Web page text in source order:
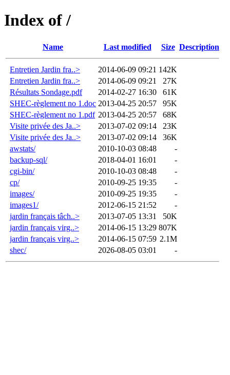
Index of /
Name Last modified Size Description
Entretien Jardin fra..> 2014-06-09 09:21 142K
Entretien Jardin fra..>
2014-06-09 09:21
27K
Résultats Sondage.pdf
2014-02-27 16:30
61K
SHEC-règlement no 1.doc 2013-04-25 20:57
95K
SHEC-règlement no 1.pdf 2013-04-25 20:57
68K
Visite privée des Ja..>
2013-07-02 09:14
23K
Visite privée des Ja..>
2013-07-02 09:14
36K
awstats/
2010-10-03 08:48
-
backup-sql/
2018-04-01 16:01
-
cgi-bin/
2010-10-03 08:48
-
cp/
2010-09-25 19:35
-
images/
2010-09-25 19:35
-
images1/
2012-06-15 21:52
-
jardin français tâch..>
2013-07-05 13:31
50K
jardin français virg..>
2014-06-15 13:29 807K
jardin français virg..>
2014-06-15 07:59 2.1M
shec/
2026-08-05 03:01 -